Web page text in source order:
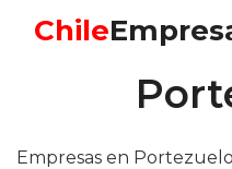
Chile
Empresas en